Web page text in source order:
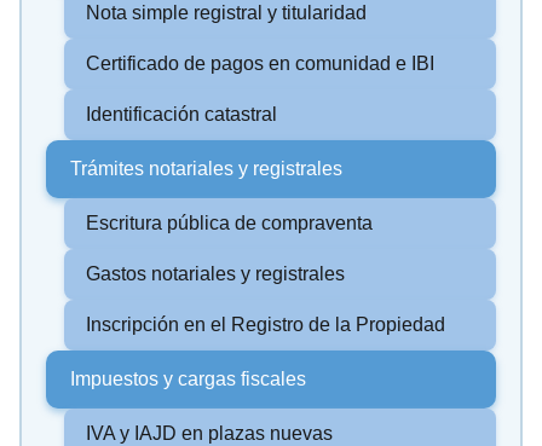
Nota simple registral y titularidad
Certificado de pagos en comunidad e IBI
Identificación catastral
Trámites notariales y registrales
Escritura pública de compraventa
Gastos notariales y registrales
Inscripción en el Registro de la Propiedad
Impuestos y cargas fiscales
IVA y IAJD en plazas nuevas